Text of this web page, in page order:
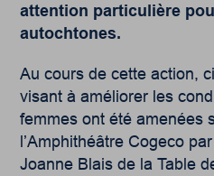
attention particulière
autochtones.
Au cours de cette action,
visant à améliorer les
femmes ont été amenées
l’Amphithéâtre Cogeco
Joanne Blais de la Table